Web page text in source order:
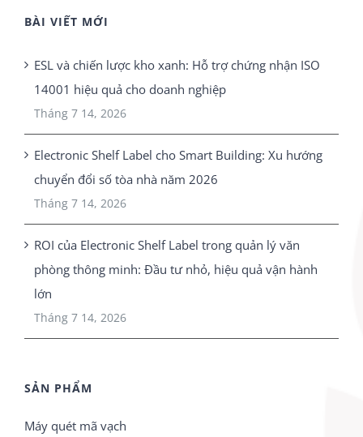
BÀI VIẾT MỚI
ESL và chiến lược kho xanh: Hỗ trợ chứng nhận ISO
14001 hiệu quả cho doanh nghiệp
Tháng 7 14, 2026
Electronic Shelf Label cho Smart Building: Xu hướng
chuyển đổi số tòa nhà năm 2026
Tháng 7 14, 2026
ROI của Electronic Shelf Label trong quản lý văn
phòng thông minh: Đầu tư nhỏ, hiệu quả vận hành
lớn
Tháng 7 14, 2026
SẢN PHẨM
Máy quét mã vạch